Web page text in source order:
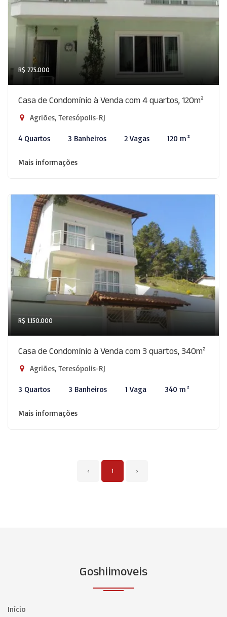
R$ 775.000
Casa de Condomínio à Venda com 4 quartos, 120m²
Agriões, Teresópolis-RJ
4 Quartos 3 Banheiros 2 Vagas 120 m²
Mais informações
R$ 1.150.000
Casa de Condomínio à Venda com 3 quartos, 340m²
Agriões, Teresópolis-RJ
3 Quartos 3 Banheiros 1 Vaga 340 m²
Mais informações
‹ 1 ›
Goshiimoveis
Início